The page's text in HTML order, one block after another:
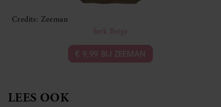
Credits: Zeeman
Jurk Beige
€ 9,99 BIJ ZEEMAN
LEES OOK